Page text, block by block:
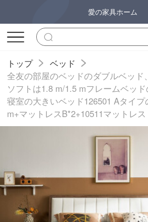
愛の家具ホーム
トップ
ベッド
全友の部屋のベッドのダブルベッド
ソフトは1.8 m/1.5 mフレームベッ
寝室の大きいベッド126501 Aタイ
m+マットレスB*2+10511マットレス